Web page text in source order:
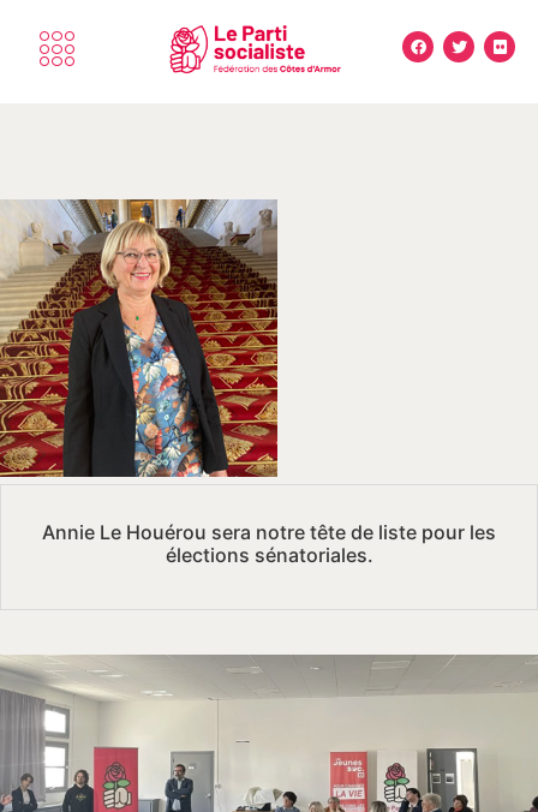
Annie Le Houérou sera notre tête de liste pour les
élections sénatoriales.